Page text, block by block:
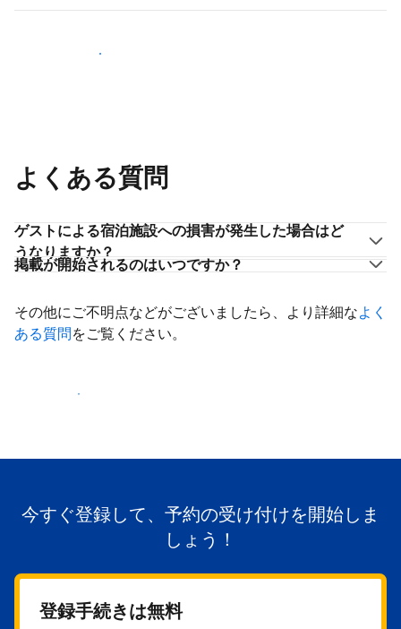
ホストとして登録する
よくある質問
ゲストによる宿泊施設への損害が発生した場合はど
うなりますか？
掲載が開始されるのはいつですか？
その他にご不明点などがございましたら、より詳細なよく
ある質問をご覧ください。
掲載を開始する
今すぐ登録して、予約の受け付けを開始しま
しょう！
登録手続きは無料